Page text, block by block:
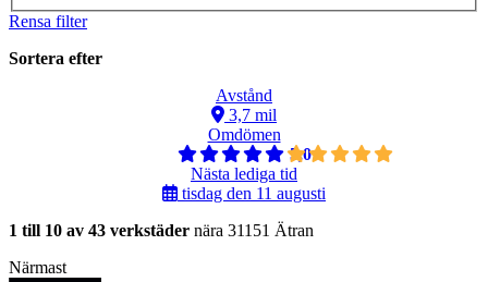
Rensa filter
Sortera efter
Avstånd
3,7 mil
Omdömen
5,0
Nästa lediga tid
tisdag den 11 augusti
1 till 10 av 43 verkstäder nära 31151 Ätran
Närmast